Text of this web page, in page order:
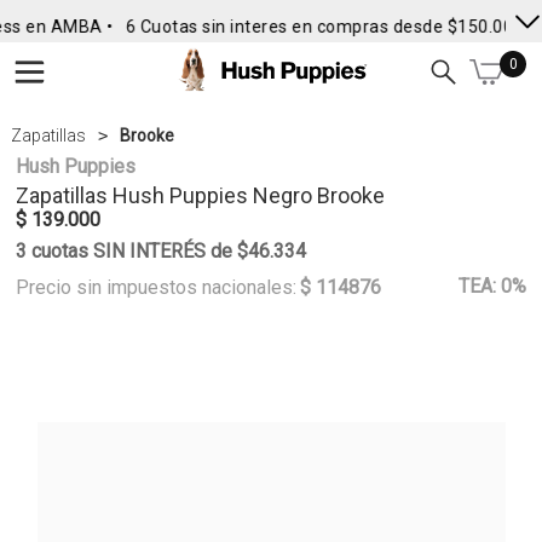
en AMBA • 6 Cuotas sin interes en compras desde $150.000 •
0
Zapatillas Brooke
Hush Puppies
Zapatillas Hush Puppies Negro Brooke
$ 139.000
3 cuotas SIN INTERÉS de $46.334
Precio sin impuestos nacionales: $ 114876 TEA: 0%